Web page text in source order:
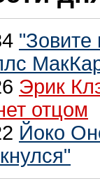
"Зовите
Эрик
отцом
Йоко